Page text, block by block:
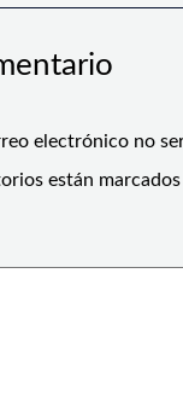
electrónico no
están